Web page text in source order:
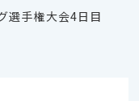
選手権大会4日目